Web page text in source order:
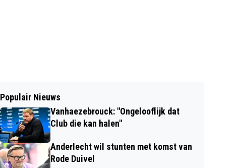
Populair Nieuws
Vanhaezebrouck: "Ongelooflijk dat
Club die kan halen"
Anderlecht wil stunten met komst van
Rode Duivel